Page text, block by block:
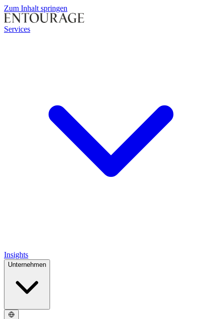
Zum Inhalt springen
Services
Insights
Unternehmen